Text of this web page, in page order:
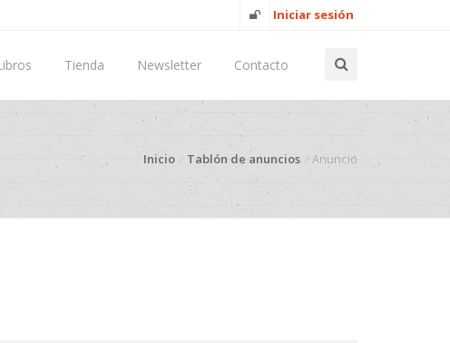
Iniciar sesión
Tienda Newsletter Contacto
Inicio Tablón de anuncios Anuncio